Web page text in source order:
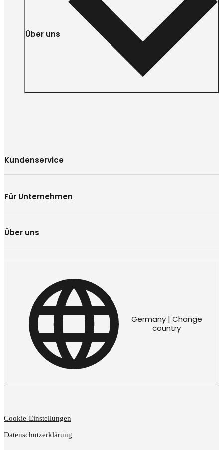
Über uns
Kundenservice
Für Unternehmen
Über uns
Germany | Change
country
Cookie-Einstellungen
Datenschutzerklärung